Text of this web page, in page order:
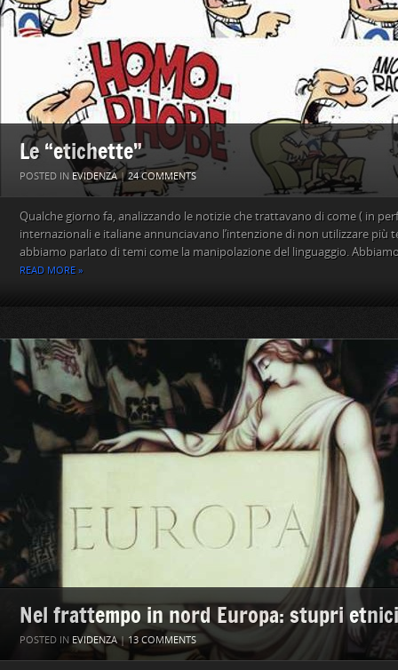
Le “etichette”
POSTED IN EVIDENZA|24 COMMENTS
Qualche giorno fa, analizzando le notizie che trattavano di come ( in
internazionali e italiane annunciavano l’intenzione di non utilizzare più
abbiamo parlato di temi come la manipolazione del linguaggio.
READ MORE »
Nel frattempo in nord Europa: stupri
POSTED IN EVIDENZA|13 COMMENTS